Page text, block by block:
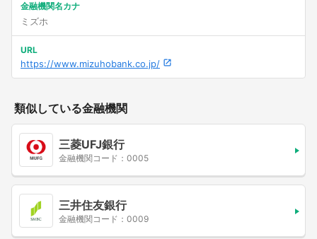
金融機関名カナ
ミズホ
URL
https://www.mizuhobank.co.jp/
類似している金融機関
三菱UFJ銀行
金融機関コード：0005
三井住友銀行
金融機関コード：0009